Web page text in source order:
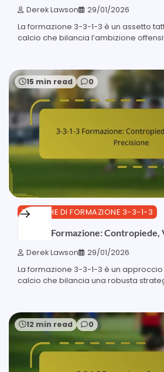
Derek Lawson 29/01/2026
La formazione 3-3-1-3 è un assetto
calcio che bilancia l’ambizione
15 min read 0
TATTICHE DI FORMAZIONE 3-3-1-3
3-3-1-3 Formazione:
Derek Lawson 29/01/2026
La formazione 3-3-1-3 è un
calcio che bilancia una robusta
12 min read 0